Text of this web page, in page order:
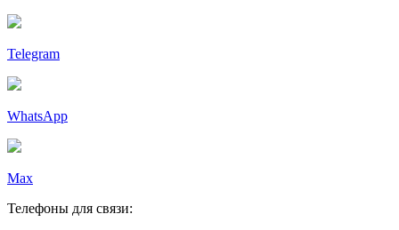
Telegram
WhatsApp
Max
Телефоны для связи: